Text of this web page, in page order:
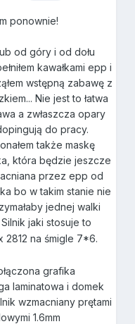
ponownie!
od góry i od dołu
kawałkami epp i
wstępną zabawę z
Nie jest to łatwa
a zwłaszcza opary
do pracy.
także maskę
która będzie jeszcze
przez epp od
bo w takim stanie nie
jednej walki
Silnik jaki stosuje to
2812 na śmigle 7*6.
laminatowa i domek
wzmacniany prętami
1.6mm